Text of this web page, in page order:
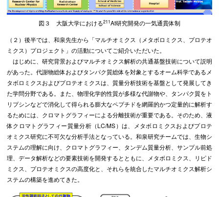
図３ 大阪大学における211At研究開発の一気通貫体制
（２）後半では、和泉先生から「マルチオミクス（メタボロミクス、プロテオ
ミクス）プロジェクト」の活動についてご紹介いただいた。
はじめに、研究背景およびマルチオミクス解析の共通基盤技術について説明
があった。代謝物総体およびタンパク質総体を対象とするオーム科学であるメ
タボロミクスおよびプロテオミクスは、質量分析技術を基盤として発展してき
た学問分野である。また、物理化学的性質が多様な代謝物や、タンパク質をト
リプシンなどで消化して得られる膨大なペプチドを網羅的かつ定量的に解析す
るためには、クロマトグラフィーによる分離技術が重要である。そのため、液
体クロマトグラフィー質量分析（LC/MS）は、メタボロミクスおよびプロテ
オミクス研究に不可欠な分析手法となっている。和泉研究チームでは、生物シ
ステムの理解に向け、クロマトグラフィー、タンデム質量分析、サンプル前処
理、データ解析などの要素技術を開発するとともに、メタボロミクス、リピド
ミクス、プロテオミクスの高度化と、それらを統合したマルチオミクス解析シ
ステムの構築を進めてきた。